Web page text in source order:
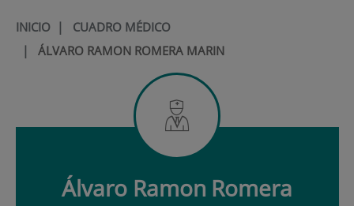
INICIO| CUADRO MÉDICO
| ÁLVARO RAMON ROMERA MARIN
Álvaro Ramon Romera